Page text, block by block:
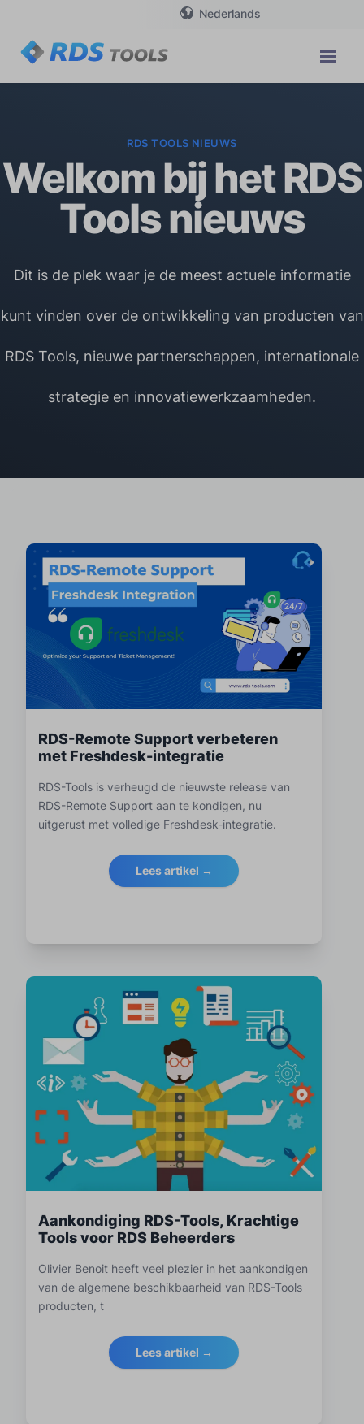
Nederlands
RDS TOOLS NIEUWS
Welkom bij het RDS
Tools nieuws
Dit is de plek waar je de meest actuele informatie
kunt vinden over de ontwikkeling van producten van
RDS Tools, nieuwe partnerschappen, internationale
strategie en innovatiewerkzaamheden.
RDS-Remote Support verbeteren
met Freshdesk-integratie
RDS-Tools is verheugd de nieuwste release van
RDS-Remote Support aan te kondigen, nu
uitgerust met volledige Freshdesk-integratie.
Lees artikel →
Aankondiging RDS-Tools, Krachtige
Tools voor RDS Beheerders
Olivier Benoit heeft veel plezier in het aankondigen
van de algemene beschikbaarheid van RDS-Tools
producten, t
Lees artikel →